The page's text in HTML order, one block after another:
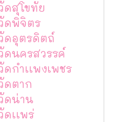
ดสุโขทัย
ดพิจิตร
ดอุตรดิตถ์
ดนครสวรรค์
กำเเพงเพชร
ดตาก
ดน่าน
ดเเพร่